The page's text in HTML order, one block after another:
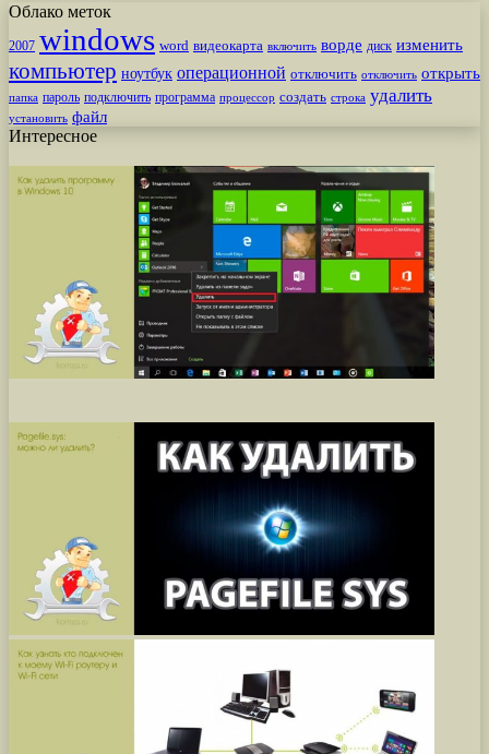
Облако меток
2007 windows word видеокарта включить ворде диск изменить
компьютер ноутбук операционной отключить отключить открыть
папка пароль подключить программа процессор создать строка удалить
установить файл
Интересное